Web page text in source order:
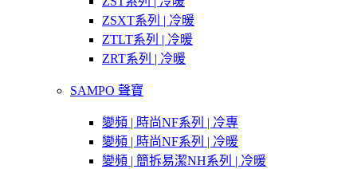
ZSXT系列 | 冷暖
ZTLT系列 | 冷暖
ZRT系列 | 冷暖
SAMPO 聲寶
變頻 | 時尚NF系列 | 冷專
變頻 | 時尚NF系列 | 冷暖
變頻 | 簡拆易潔NH系列 | 冷暖